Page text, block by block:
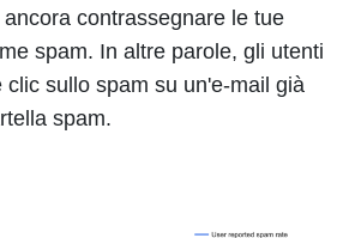
contrassegnare le tue
spam. In altre parole, gli utenti
clic sullo spam su un'e-mail già
spam.